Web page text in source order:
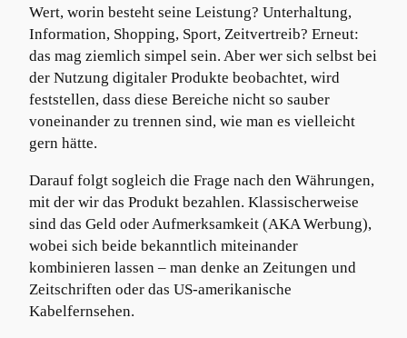
Wert, worin besteht seine Leistung? Unterhaltung,
Information, Shopping, Sport, Zeitvertreib? Erneut:
das mag ziemlich simpel sein. Aber wer sich selbst bei
der Nutzung digitaler Produkte beobachtet, wird
feststellen, dass diese Bereiche nicht so sauber
voneinander zu trennen sind, wie man es vielleicht
gern hätte.
Darauf folgt sogleich die Frage nach den Währungen,
mit der wir das Produkt bezahlen. Klassischerweise
sind das Geld oder Aufmerksamkeit (AKA Werbung),
wobei sich beide bekanntlich miteinander
kombinieren lassen – man denke an Zeitungen und
Zeitschriften oder das US-amerikanische
Kabelfernsehen.